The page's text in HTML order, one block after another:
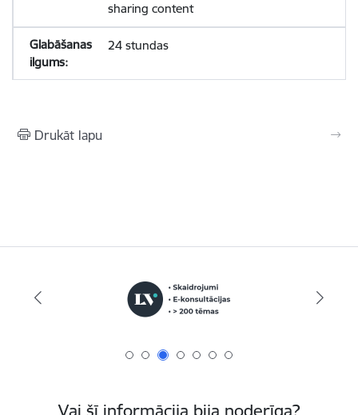
sharing content
24 stundas
Drukāt lapu
Vai šī informācija bija noderīga?